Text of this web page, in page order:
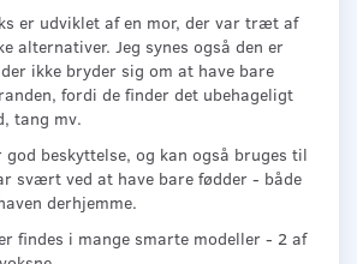
er udviklet af en mor, der var træt af
alternativer. Jeg synes også den er
ikke bryder sig om at have bare
fordi de finder det ubehageligt
tang mv.
god beskyttelse, og kan også bruges til
svært ved at have bare fødder - både
derhjemme.
findes i mange smarte modeller - 2 af